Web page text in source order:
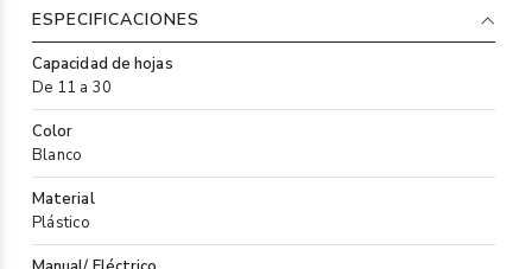
ESPECIFICACIONES
Capacidad de hojas
De 11 a 30
Color
Blanco
Material
Plástico